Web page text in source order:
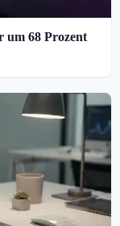
um 68 Prozent